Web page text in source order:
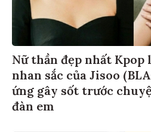
Nữ thần đẹp nhất Kpop
nhan sắc của Jisoo
ứng gây sốt trước
đàn em